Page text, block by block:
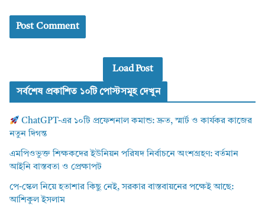
Load Post
সর্বশেষ প্রকাশিত ১০টি পোস্টসমূহ দেখুন
ChatGPT-এর ১০টি প্রফেশনাল কমান্ড: দ্রুত, স্মার্ট ও কার্যকর কাজের
নতুন দিগন্ত
এমপিওভুক্ত শিক্ষকদের ইউনিয়ন পরিষদ নির্বাচনে অংশগ্রহণ: বর্তমান
আইনি বাস্তবতা ও প্রেক্ষাপট
পে-স্কেল নিয়ে হতাশার কিছু নেই, সরকার বাস্তবায়নের পক্ষেই আছে:
আশিকুল ইসলাম